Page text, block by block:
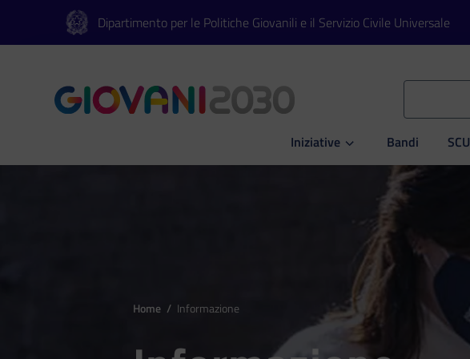
Vai al contenuto principale
Vai al footer Dipartimento per le Politiche Giovanili e il Servizio Civile Universale
Iniziative
Apri Iniziative Bandi SCU
Home / Informazione